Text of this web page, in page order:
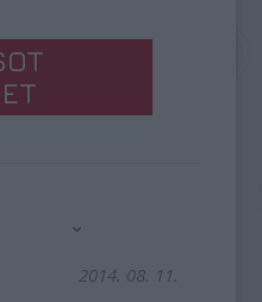
2014. 08. 11.